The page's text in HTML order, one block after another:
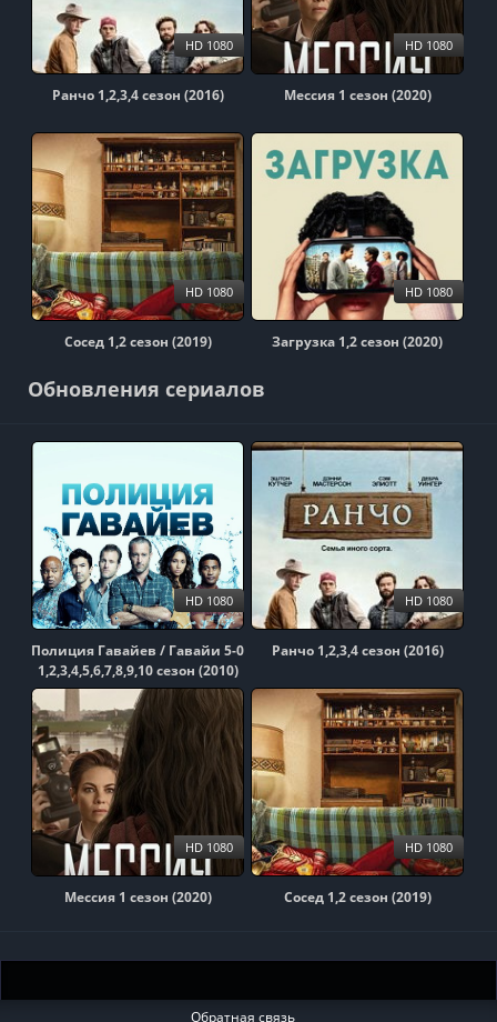
Ранчо 1,2,3,4 сезон (2016)
HD 1080
Мессия 1 сезон (2020)
HD 1080
Сосед 1,2 сезон (2019)
HD 1080
Загрузка 1,2 сезон (2020)
HD 1080
Обновления сериалов
Полиция Гавайев / Гавайи 5-0
1,2,3,4,5,6,7,8,9,10 сезон (2010)
HD 1080
Ранчо 1,2,3,4 сезон (2016)
HD 1080
Мессия 1 сезон (2020)
HD 1080
Сосед 1,2 сезон (2019)
HD 1080
Обратная связь